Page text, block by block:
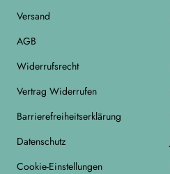
Versand
AGB
Widerrufsrecht
Vertrag Widerrufen
Barrierefreiheitserklärung
Datenschutz
Cookie-Einstellungen